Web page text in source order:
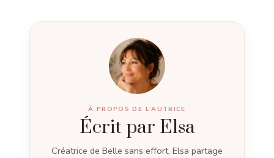
À PROPOS DE L’AUTRICE
Écrit par Elsa
Créatrice de Belle sans effort, Elsa partage